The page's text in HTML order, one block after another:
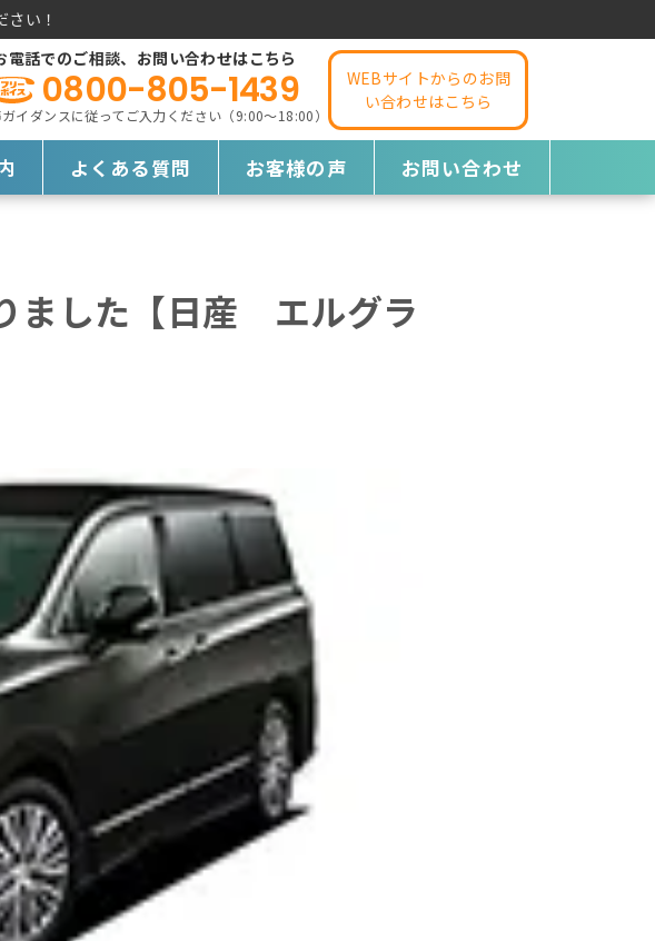
い！
電話でのご相談、お問い合わせはこちら
0800-805-1439
イダンスに従ってご入力ください（9:00～18:00）
WEBサイトからのお問
い合わせはこちら
よくある質問 お客様の声 お問い合わせ
ました【日産 エルグラ